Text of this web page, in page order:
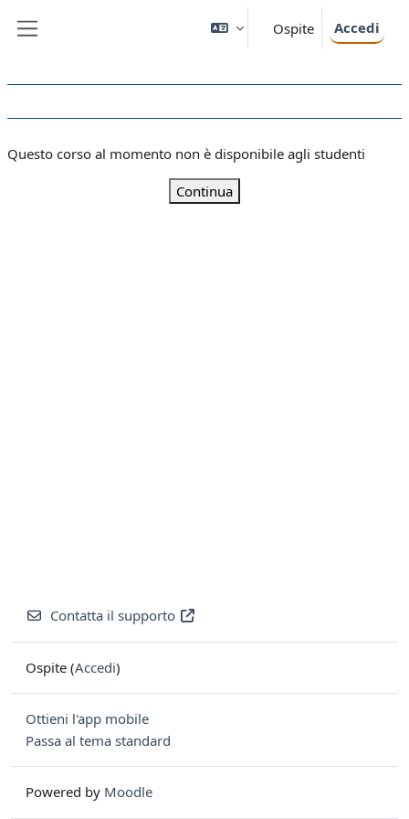
Ospite Accedi
Questo corso al momento non è disponibile agli studenti
Continua
Contatta il supporto
Ospite (Accedi)
Ottieni l'app mobile
Passa al tema standard
Powered by Moodle